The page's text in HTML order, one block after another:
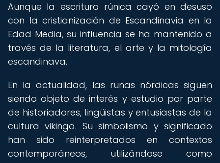
Aunque la escritura rúnica cayó en desuso
con la cristianización de Escandinavia en la
Edad Media, su influencia se ha mantenido a
través de la literatura, el arte y la mitología
escandinava.
En la actualidad, las runas nórdicas siguen
siendo objeto de interés y estudio por parte
de historiadores, lingüistas y entusiastas de la
cultura vikinga. Su simbolismo y significado
han sido reinterpretados en contextos
contemporáneos, utilizándose como